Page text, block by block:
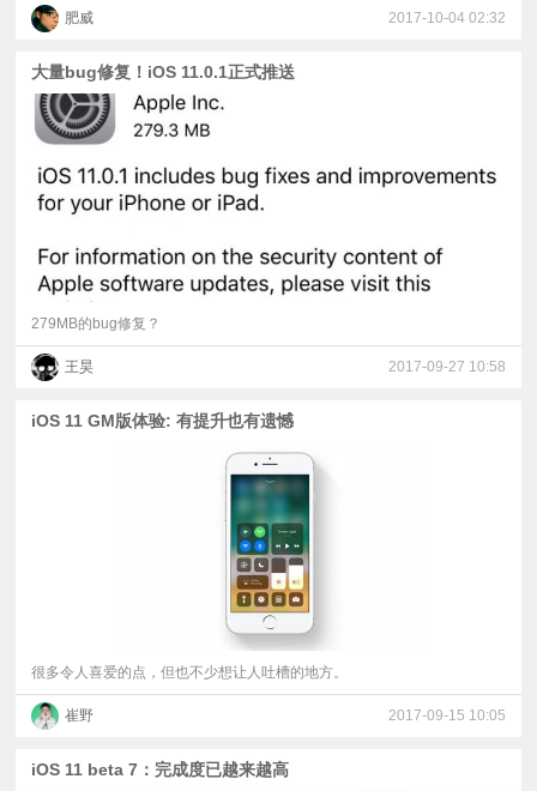
肥威 2017-10-04 02:32
大量bug修复！iOS 11.0.1正式推送
279MB的bug修复？
王昊 2017-09-27 10:58
iOS 11 GM版体验: 有提升也有遗憾
很多令人喜爱的点，但也不少想让人吐槽的地方。
崔野 2017-09-15 10:05
iOS 11 beta 7：完成度已越来越高